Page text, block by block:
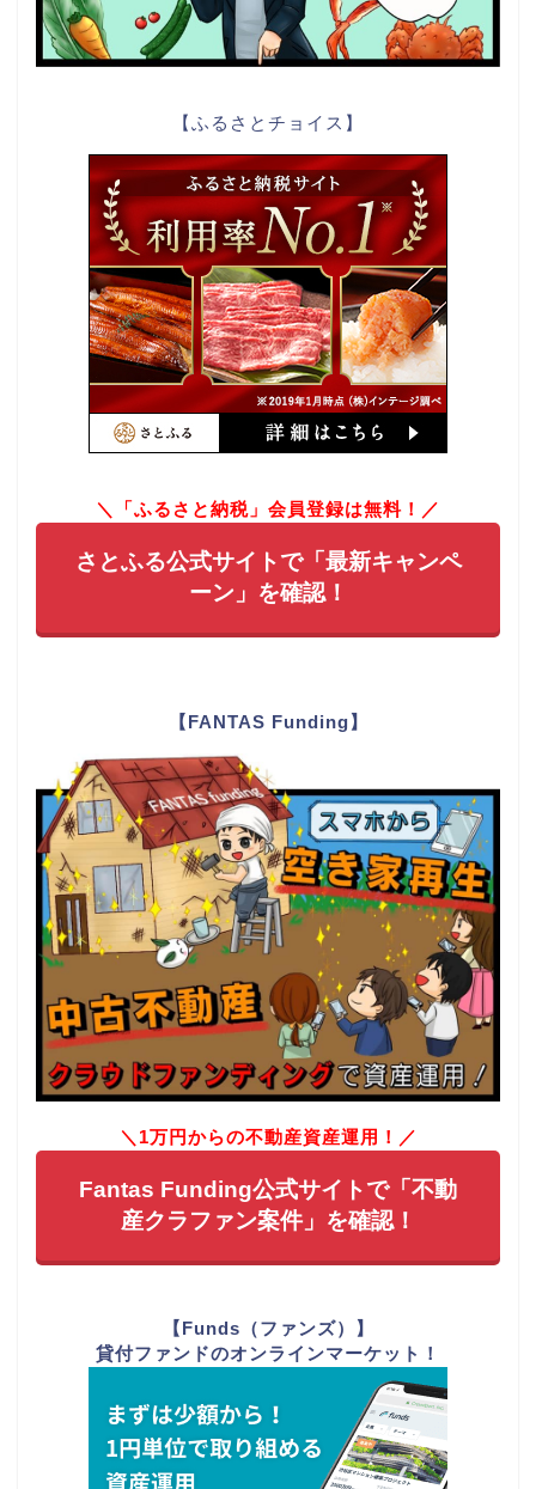
【ふるさとチョイス】
＼「ふるさと納税」会員登録は無料！／
さとふる公式サイトで「最新キャンペ
ーン」を確認！
【FANTAS Funding】
＼1万円からの不動産資産運用！／
Fantas Funding公式サイトで「不動
産クラファン案件」を確認！
【Funds（ファンズ）】
貸付ファンドのオンラインマーケット！